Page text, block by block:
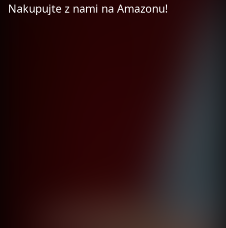
Nakupujte z nami na Amazonu!